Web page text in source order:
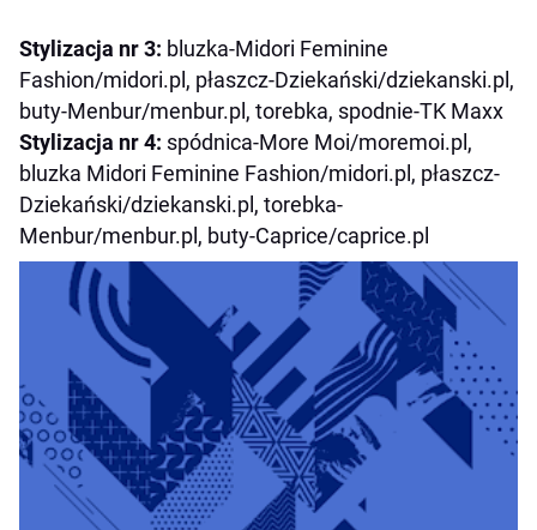
Stylizacja nr 3: bluzka-Midori Feminine
Fashion/midori.pl, płaszcz-Dziekański/dziekanski.pl,
buty-Menbur/menbur.pl, torebka, spodnie-TK Maxx
Stylizacja nr 4: spódnica-More Moi/moremoi.pl,
bluzka Midori Feminine Fashion/midori.pl, płaszcz-
Dziekański/dziekanski.pl, torebka-
Menbur/menbur.pl, buty-Caprice/caprice.pl